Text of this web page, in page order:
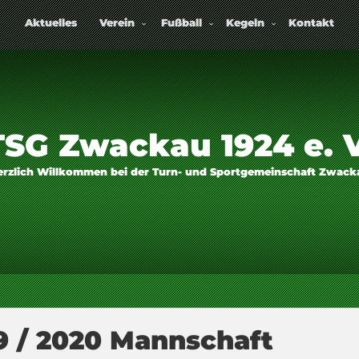
Aktuelles Verein Fußball Kegeln Kontakt
Zwackau 1924 e.
Willkommen bei der Turn- und Sportgemeinschaft
/ 2020 Mannschaft